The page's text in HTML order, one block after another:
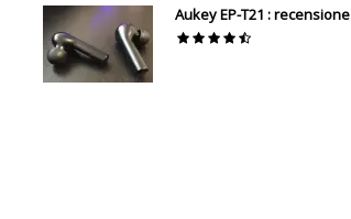
Aukey EP-T21 : recensione